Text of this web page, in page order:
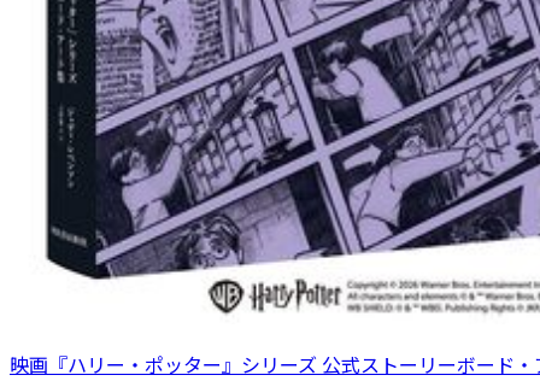
映画『ハリー・ポッター』シリーズ 公式ストーリーボード・